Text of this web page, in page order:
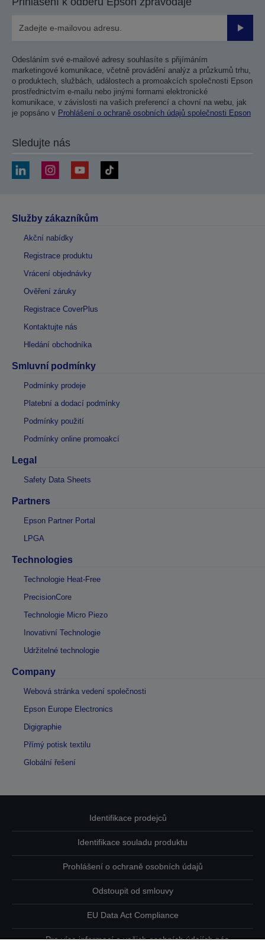
Odesláním své e-mailové adresy souhlasíte s přijímáním
marketingové komunikace, včetně provádění analýz a průzkumů trhu,
o produktech, službách, událostech a promoakcích společnosti Epson
prostřednictvím e-mailu nebo jinými formami elektronické
komunikace, v závislosti na vašich preferencí a chovní na webu, jak
je popsáno v Prohlášení o ochraně osobních údajů společnosti Epson
Sledujte nás
Služby zákazníkům
Akční nabídky
Registrace produktu
Vrácení objednávky
Ověření záruky
Registrace CoverPlus
Kontaktujte nás
Hledání obchodníka
Smluvní podmínky
Podmínky prodeje
Platební a dodací podmínky
Podmínky použití
Podmínky online promoakcí
Legal
Safety Data Sheets
Partners
Epson Partner Portal
LPGA
Technologies
Technologie Heat-Free
PrecisionCore
Technologie Micro Piezo
Inovativní Technologie
Udržitelné technologie
Company
Webová stránka vedení společnosti
Epson Europe Electronics
Digigraphie
Přímý potisk textilu
Globální řešení
Identifikace prodejců
Identifikace souladu produktu
Prohlášení o ochraně osobních údajů
Odstoupit od smlouvy
EU Data Act Compliance
Pro více informací o vašich osobních údajích nás